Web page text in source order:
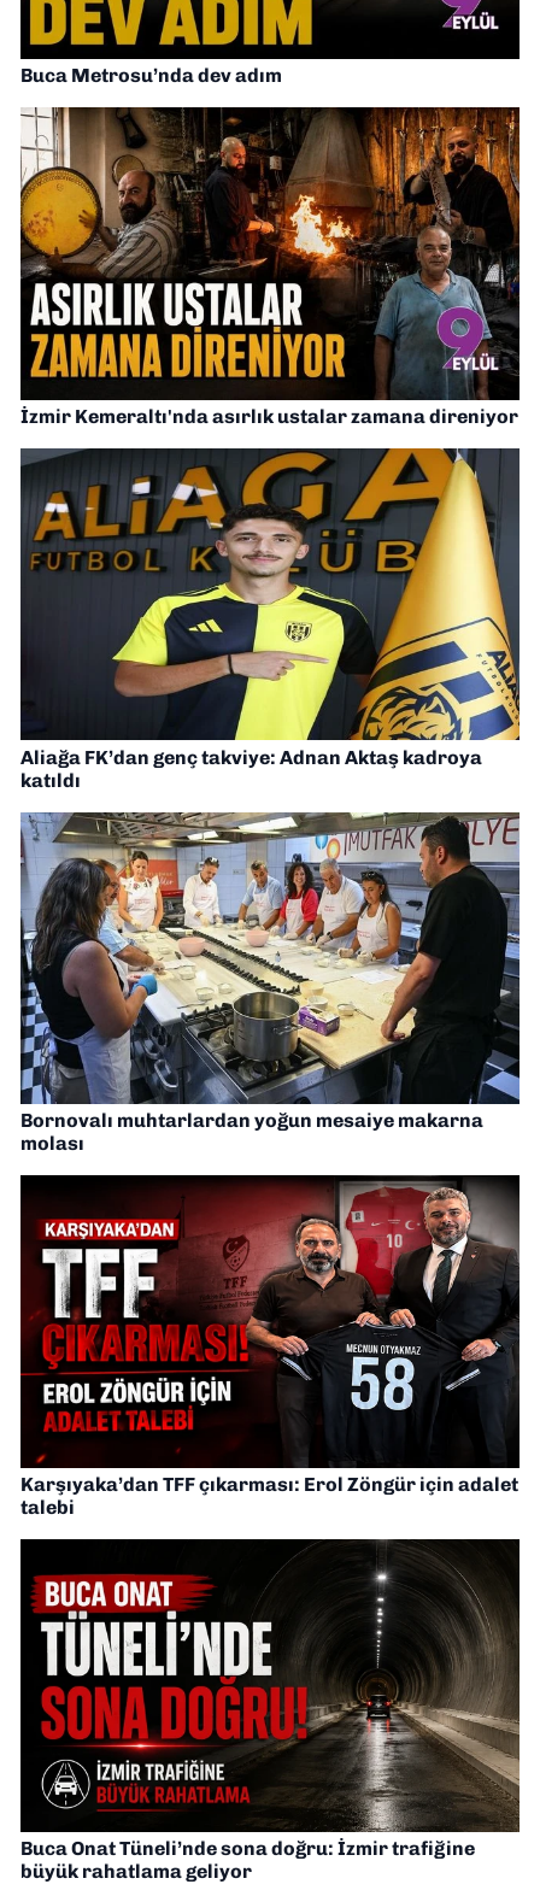
Buca Metrosu’nda dev adım
İzmir Kemeraltı'nda asırlık ustalar zamana direniyor
Aliağa FK’dan genç takviye: Adnan Aktaş kadroya
katıldı
Bornovalı muhtarlardan yoğun mesaiye makarna
molası
Karşıyaka’dan TFF çıkarması: Erol Zöngür için adalet
talebi
Buca Onat Tüneli’nde sona doğru: İzmir trafiğine
büyük rahatlama geliyor